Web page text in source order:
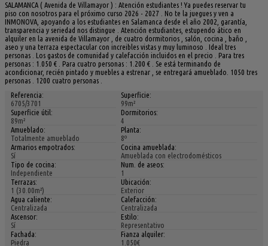
SALAMANCA ( Avenida de Villamayor ) : Atención estudiantes ! Ya puedes reservar tu
piso con nosotros para el próximo curso 2026 - 2027 . No te la juegues y ven a
INMONOVA, apoyando a los estudiantes en Salamanca desde el año 2002, garantía,
transparencia y seriedad nos distingue . Atención estudiantes, estupendo ático en
alquiler en la avenida de Villamayor , de cuatro dormitorios , salón, cocina , baño ,
aseo y una terraza espectacular con increibles vistas y muy luminoso . Ideal tres
personas . Los gastos de comunidad y calefacción incluidos en el precio . Para tres
personas : 1.050 € . Para cuatro personas : 1.200 € . Se está terminando de
acondicionar, recién pintado y muebles a estrenar , se entregará amueblado. 1050 tres
personas . 1200 cuatro personas .
Referencia:
6705/3701
Superficie:
99m²
Superficie útil:
89m²
Dormitorios:
4
Amueblado:
Totalmente amueblado
Planta:
8º
Armarios empotrados:
Sí
Cocina amueblada:
Amueblada con electrodomésticos
Tipo de cocina:
Independiente
Num. de aseos:
1
Terrazas:
1 (30.00m²)
Ubicación:
Exterior
Agua caliente:
Centralizada
Calefacción:
Centralizada
Ascensor:
Sí
Estilo:
Representativo
Fachada:
Piedra
Fianza alquiler:
1.050€